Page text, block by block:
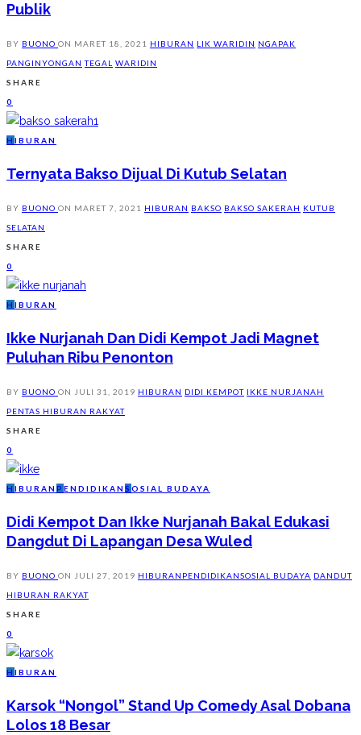
Publik
BY BUONO ON MARET 18, 2021 HIBURAN LIK WARIDIN NGAPAK
PANGINYONGAN TEGAL WARIDIN
SHARE
0
H IBURAN
Ternyata Bakso Dijual Di Kutub Selatan
BY BUONO ON MARET 7, 2021 HIBURAN BAKSO BAKSO SAKERAH KUTUB
SELATAN
SHARE
0
H IBURAN
Ikke Nurjanah Dan Didi Kempot Jadi Magnet
Puluhan Ribu Penonton
BY BUONO ON JULI 31, 2019 HIBURAN DIDI KEMPOT IKKE NURJANAH
PENTAS HIBURAN RAKYAT
SHARE
0
H IBURAN P ENDIDIKAN S OSIAL BUDAYA
Didi Kempot Dan Ikke Nurjanah Bakal Edukasi
Dangdut Di Lapangan Desa Wuled
BY BUONO ON JULI 27, 2019 HIBURAN PENDIDIKANSOSIAL BUDAYA DANDUT
HIBURAN RAKYAT
SHARE
0
H IBURAN
Karsok “Nongol” Stand Up Comedy Asal Dobana
Lolos 18 Besar